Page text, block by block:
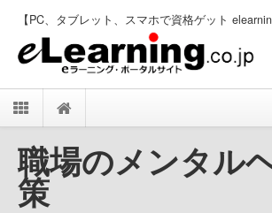
【PC、タブレット、スマホで資格ゲット
職場のメンタル
策